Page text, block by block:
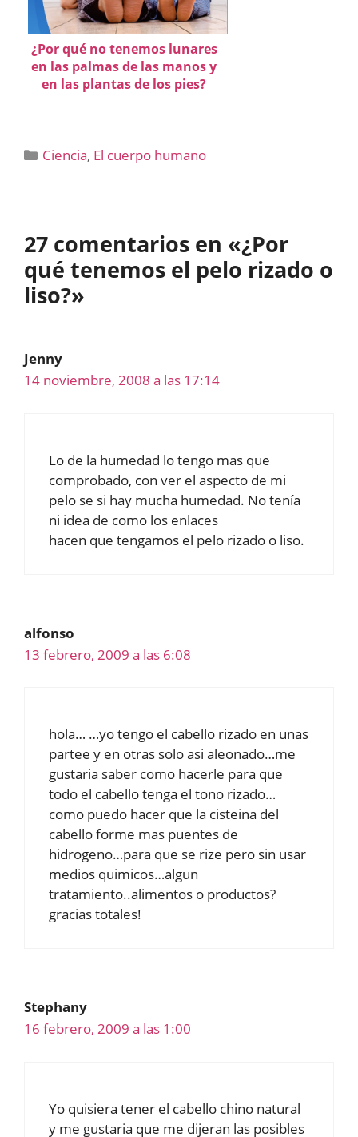
¿Por qué no tenemos lunares
en las palmas de las manos y
en las plantas de los pies?
Categorías
Ciencia, El cuerpo humano
27 comentarios en «¿Por
qué tenemos el pelo rizado o
liso?»
Jenny
14 noviembre, 2008 a las 17:14
Lo de la humedad lo tengo mas que
comprobado, con ver el aspecto de mi
pelo se si hay mucha humedad. No tenía
ni idea de como los enlaces
hacen que tengamos el pelo rizado o liso.
alfonso
13 febrero, 2009 a las 6:08
hola… …yo tengo el cabello rizado en unas
partee y en otras solo asi aleonado…me
gustaria saber como hacerle para que
todo el cabello tenga el tono rizado…
como puedo hacer que la cisteina del
cabello forme mas puentes de
hidrogeno…para que se rize pero sin usar
medios quimicos…algun
tratamiento..alimentos o productos?
gracias totales!
Stephany
16 febrero, 2009 a las 1:00
Yo quisiera tener el cabello chino natural
y me gustaria que me dijeran las posibles